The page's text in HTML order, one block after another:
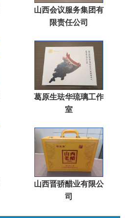
山西会议服务集团有
限责任公司
葛原生珐华琉璃工作
室
山西晋骄醋业有限公
司